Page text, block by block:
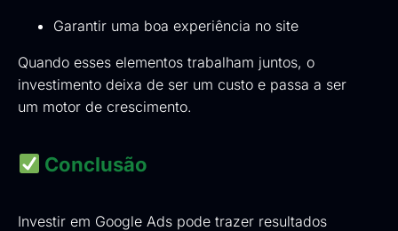
Garantir uma boa experiência no site
Quando esses elementos trabalham juntos, o
investimento deixa de ser um custo e passa a ser
um motor de crescimento.
Conclusão
Investir em Google Ads pode trazer resultados